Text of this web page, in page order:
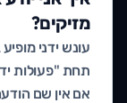
מזיקים?
תחת "פעולות
אם אין שם